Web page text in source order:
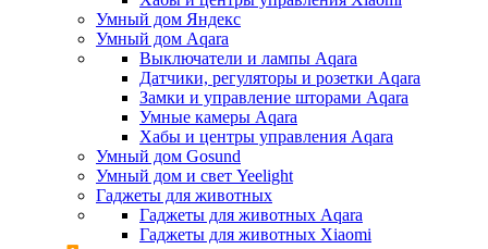
Умный дом Яндекс
Умный дом Aqara
Выключатели и лампы Aqara
Датчики, регуляторы и розетки Aqara
Замки и управление шторами Aqara
Умные камеры Aqara
Хабы и центры управления Aqara
Умный дом Gosund
Умный дом и свет Yeelight
Гаджеты для животных
Гаджеты для животных Aqara
Гаджеты для животных Xiaomi